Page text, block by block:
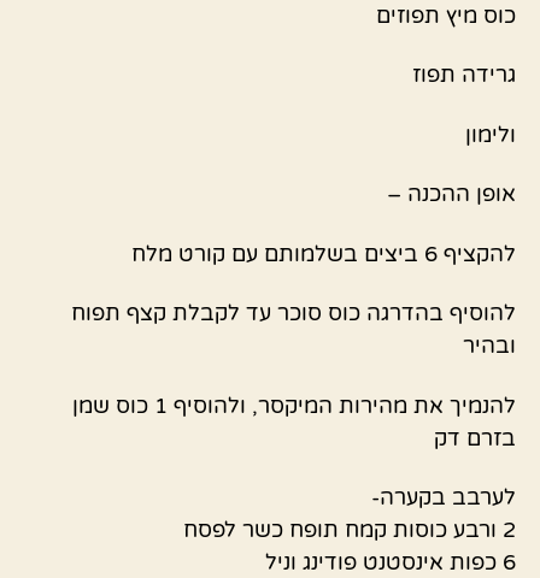
כוס מיץ תפוזים
גרידה תפוז
ולימון
אופן ההכנה –
להקציף 6 ביצים בשלמותם עם קורט מלח
להוסיף בהדרגה כוס סוכר עד לקבלת קצף תפוח
ובהיר
להנמיך את מהירות המיקסר, ולהוסיף 1 כוס שמן
בזרם דק
לערבב בקערה-
2 ורבע כוסות קמח תופח כשר לפסח
6 כפות אינסטנט פודינג וניל